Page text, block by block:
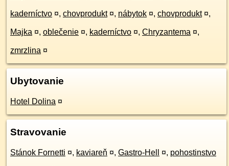
kaderníctvo ¤, chovprodukt ¤, nábytok ¤, chovprodukt ¤,
Majka ¤, oblečenie ¤, kaderníctvo ¤, Chryzantema ¤,
zmrzlina ¤
Ubytovanie
Hotel Dolina ¤
Stravovanie
Stánok Fornetti ¤, kaviareň ¤, Gastro-Hell ¤, pohostinstvo